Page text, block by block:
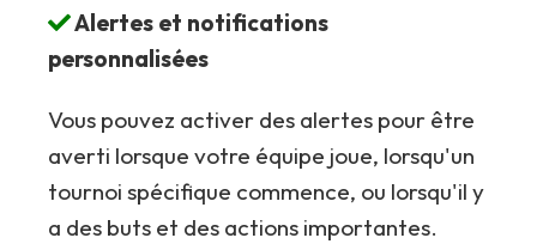
Alertes et notifications
personnalisées
Vous pouvez activer des alertes pour être
averti lorsque votre équipe joue, lorsqu'un
tournoi spécifique commence, ou lorsqu'il y
a des buts et des actions importantes.